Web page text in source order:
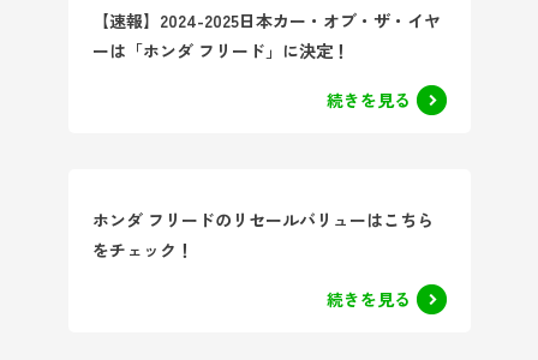
【速報】2024-2025日本カー・オブ・ザ・イヤ
ーは「ホンダ フリード」に決定！
続きを見る
ホンダ フリードのリセールバリューはこちら
をチェック！
続きを見る